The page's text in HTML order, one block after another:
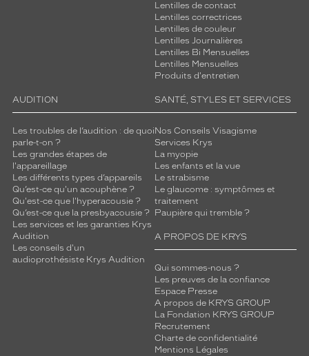
Lentilles de contact
Lentilles correctrices
Lentilles de couleur
Lentilles Journalières
Lentilles Bi Mensuelles
Lentilles Mensuelles
Produits d'entretien
AUDITION
Les troubles de l’audition : de quoi
parle-t-on ?
Les grandes étapes de
l'appareillage
Les différents types d’appareils
Qu’est-ce qu'un acouphène ?
Qu'est-ce que l'hyperacousie ?
Qu’est-ce que la presbyacousie ?
Les services et les garanties Krys
Audition
Les conseils d'un
audioprothésiste Krys Audition
SANTÉ, STYLES ET SERVICES
Nos Conseils Visagisme
Services Krys
La myopie
Les enfants et la vue
Le strabisme
Le glaucome : symptômes et
traitement
Paupière qui tremble ?
A PROPOS DE KRYS
Qui sommes-nous ?
Les preuves de la confiance
Espace Presse
A propos de KRYS GROUP
La Fondation KRYS GROUP
Recrutement
Charte de confidentialité
Mentions Légales